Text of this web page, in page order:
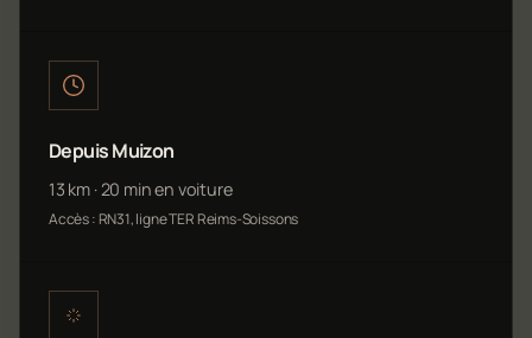
Depuis Muizon
13 km · 20 min en voiture
Accès : RN31, ligne TER Reims-Soissons